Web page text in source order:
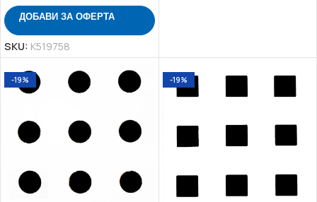
ДОБАВИ ЗА ОФЕРТА
SKU: K519758
-19% -19%